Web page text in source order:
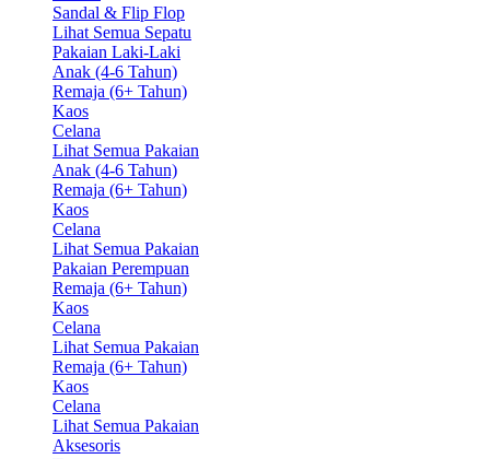
Sandal & Flip Flop
Lihat Semua Sepatu
Pakaian Laki-Laki
Anak (4-6 Tahun)
Remaja (6+ Tahun)
Kaos
Celana
Lihat Semua Pakaian
Anak (4-6 Tahun)
Remaja (6+ Tahun)
Kaos
Celana
Lihat Semua Pakaian
Pakaian Perempuan
Remaja (6+ Tahun)
Kaos
Celana
Lihat Semua Pakaian
Remaja (6+ Tahun)
Kaos
Celana
Lihat Semua Pakaian
Aksesoris